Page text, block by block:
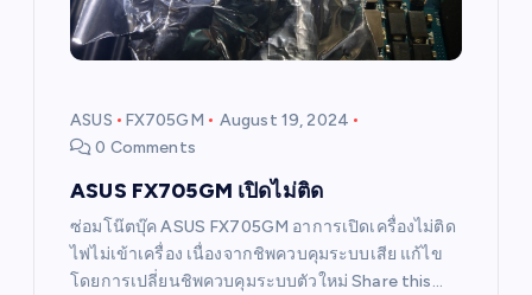
ASUS FX705GM
August 19, 2024
0 Comments
ASUS FX705GM เปิดไม่ติด
ซ่อมโน๊ตบุ๊ค ASUS FX705GM อาการเปิดเครื่องไม่ติด
ไฟไม่เข้าเครื่อง เนื่องจากชิพควบคุมระบบเสีย แก้ไข
โดยการเปลี่ยนชิพควบคุมระบบตัวใหม่ Share this…